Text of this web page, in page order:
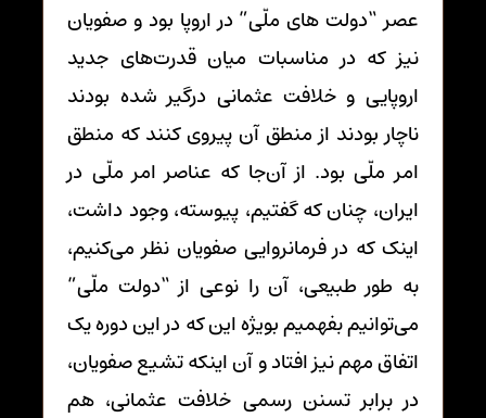
عصر “دولت های ملّی” در اروپا بود و صفویان
نیز که در مناسبات میان قدرت‌های جدید
اروپایی و خلافت عثمانی درگیر شده بودند
ناچار بودند از منطق آن پیروی کنند که منطق
امر ملّی بود. از آن‌جا که عناصر امر ملّی در
ایران، چنان که گفتیم، پیوسته، وجود داشت،
اینک که در فرمانروایی صفویان نظر می‌کنیم،
به طور طبیعی، آن را نوعی از “دولت ملّی”
می‌توانیم بفهمیم بویژه این که در این دوره یک
اتفاق مهم نیز افتاد و آن اینکه تشیع صفویان،
در برابر تسنن رسمی خلافت عثمانی، هم